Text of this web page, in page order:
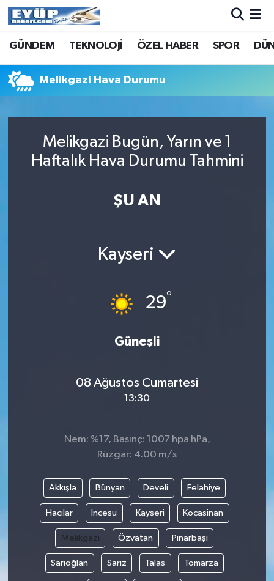
GÜNDEM TEKNOLOJİ ÖZEL HABER SPOR
Melikgazi Hava Durumu
Melikgazi Bugün, Yarın ve 1
Haftalık Hava Durumu Tahmini
ŞU AN
Kayseri
29°
Güneşli
08 Ağustos Cumartesi
13:30
Nem: %17, Basınç: 1007 hpa hPa,
Rüzgar: 4.00 m/s
Akkışla Bünyan Develi Felahiye
Hacılar İncesu Kayseri Kocasinan
Melikgazi Özvatan Pınarbaşı
Sarıoğlan Sarız Talas Tomarza